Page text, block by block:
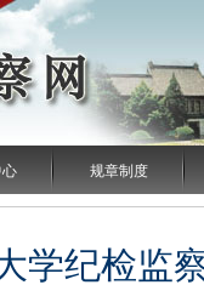
规章制度
学纪检监